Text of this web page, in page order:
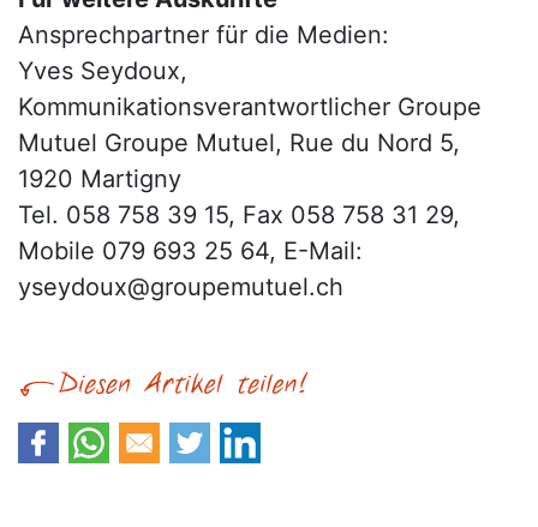
Ansprechpartner für die Medien:
Yves Seydoux,
Kommunikationsverantwortlicher Groupe
Mutuel Groupe Mutuel, Rue du Nord 5,
1920 Martigny
Tel. 058 758 39 15, Fax 058 758 31 29,
Mobile 079 693 25 64, E-Mail:
yseydoux@groupemutuel.ch